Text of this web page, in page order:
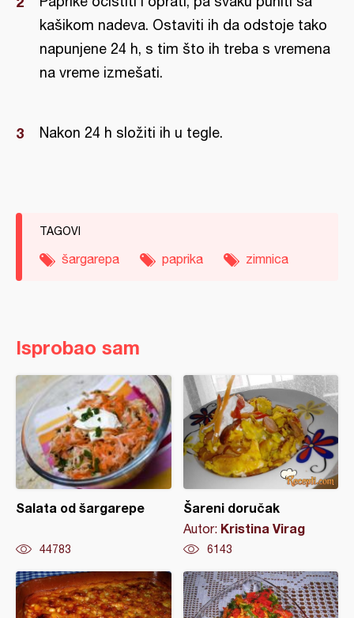
kašikom nadeva. Ostaviti ih da odstoje tako
napunjene 24 h, s tim što ih treba s vremena
na vreme izmešati.
Nakon 24 h složiti ih u tegle.
TAGOVI
šargarepa paprika zimnica
Isprobao sam
Salata od šargarepe
44783
Šareni doručak
Autor: Kristina Virag
6143